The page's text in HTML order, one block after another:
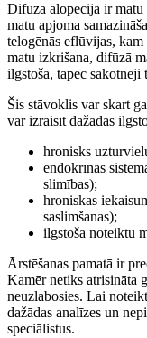
Difūzā alopēcija ir matu
matu apjoma
telogēnās eflūvijas,
matu izkrišana, difūzā
ilgstoša, tāpēc
Šis stāvoklis var skart
var izraisīt dažādas
hronisks
endokrīnās
slimības);
hroniskas
saslimšanas);
ilgstoša noteiktu
Ārstēšanas pamatā ir
Kamēr netiks atrisināta
neuzlabosies. Lai
dažādas analīzes un
speciālistus.